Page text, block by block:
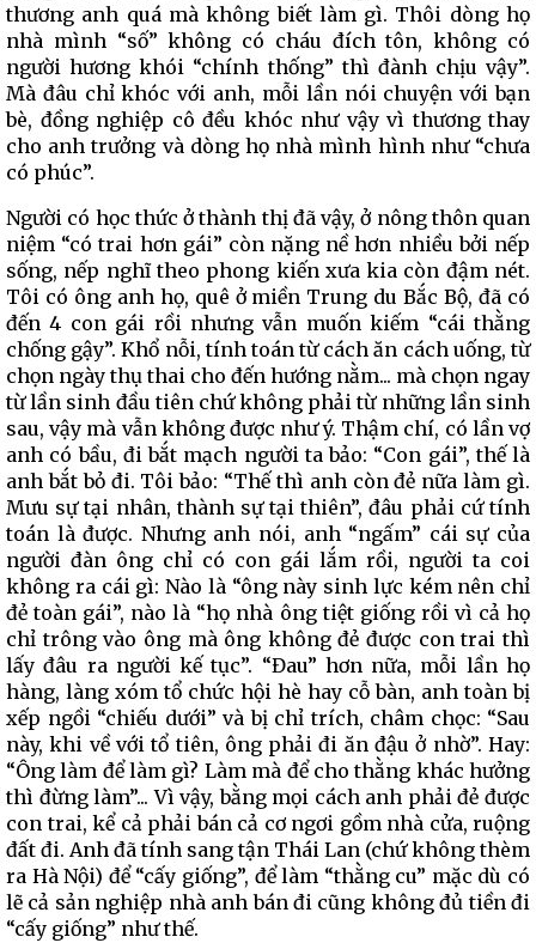
thương anh quá mà không biết làm gì. Thôi dòng họ
nhà mình “số” không có cháu đích tôn, không có
người hương khói “chính thống” thì đành chịu vậy”.
Mà đâu chỉ khóc với anh, mỗi lần nói chuyện với bạn
bè, đồng nghiệp cô đều khóc như vậy vì thương thay
cho anh trưởng và dòng họ nhà mình hình như “chưa
có phúc”.
Người có học thức ở thành thị đã vậy, ở nông thôn quan
niệm “có trai hơn gái” còn nặng nề hơn nhiều bởi nếp
sống, nếp nghĩ theo phong kiến xưa kia còn đậm nét.
Tôi có ông anh họ, quê ở miền Trung du Bắc Bộ, đã có
đến 4 con gái rồi nhưng vẫn muốn kiếm “cái thằng
chống gậy”. Khổ nỗi, tính toán từ cách ăn cách uống, từ
chọn ngày thụ thai cho đến hướng nằm... mà chọn ngay
từ lần sinh đầu tiên chứ không phải từ những lần sinh
sau, vậy mà vẫn không được như ý. Thậm chí, có lần vợ
anh có bầu, đi bắt mạch người ta bảo: “Con gái”, thế là
anh bắt bỏ đi. Tôi bảo: “Thế thì anh còn đẻ nữa làm gì.
Mưu sự tại nhân, thành sự tại thiên”, đâu phải cứ tính
toán là được. Nhưng anh nói, anh “ngấm” cái sự của
người đàn ông chỉ có con gái lắm rồi, người ta coi
không ra cái gì: Nào là “ông này sinh lực kém nên chỉ
đẻ toàn gái”, nào là “họ nhà ông tiệt giống rồi vì cả họ
chỉ trông vào ông mà ông không đẻ được con trai thì
lấy đâu ra người kế tục”. “Đau” hơn nữa, mỗi lần họ
hàng, làng xóm tổ chức hội hè hay cỗ bàn, anh toàn bị
xếp ngồi “chiếu dưới” và bị chỉ trích, châm chọc: “Sau
này, khi về với tổ tiên, ông phải đi ăn đậu ở nhờ”. Hay:
“Ông làm để làm gì? Làm mà để cho thằng khác hưởng
thì đừng làm”... Vì vậy, bằng mọi cách anh phải đẻ được
con trai, kể cả phải bán cả cơ ngơi gồm nhà cửa, ruộng
đất đi. Anh đã tính sang tận Thái Lan (chứ không thèm
ra Hà Nội) để “cấy giống”, để làm “thằng cu” mặc dù có
lẽ cả sản nghiệp nhà anh bán đi cũng không đủ tiền đi
“cấy giống” như thế.